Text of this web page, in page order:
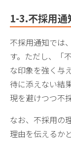
1-3.不採用通
不採用通知では、
す。ただし、「
な印象を強く与
待に添えない結
現を避けつつ不
なお、不採用の
理由を伝えるか